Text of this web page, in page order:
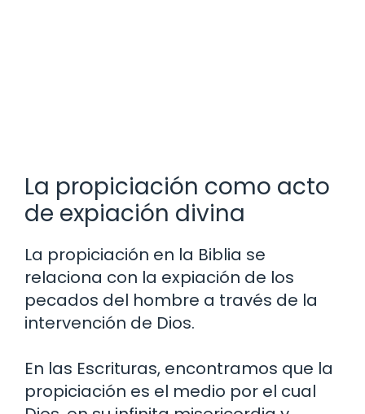
La propiciación como acto
de expiación divina
La propiciación en la Biblia se
relaciona con la expiación de los
pecados del hombre a través de la
intervención de Dios.
En las Escrituras, encontramos que la
propiciación es el medio por el cual